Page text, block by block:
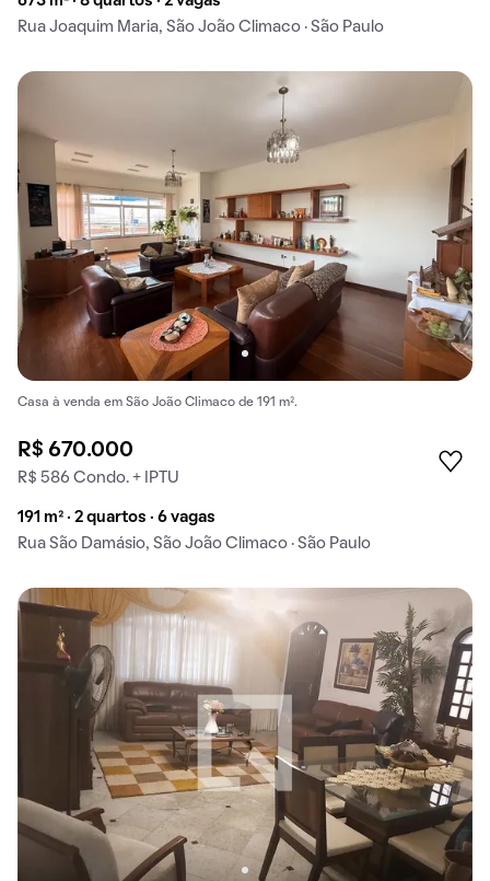
Rua Joaquim Maria, São João Climaco · São Paulo
Casa à venda em São João Climaco de 191 m².
R$ 670.000
R$ 586 Condo. + IPTU
191 m² · 2 quartos · 6 vagas
Rua São Damásio, São João Climaco · São Paulo